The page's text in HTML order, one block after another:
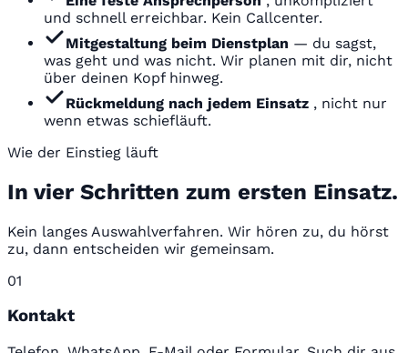
und schnell erreichbar. Kein Callcenter.
Mitgestaltung beim Dienstplan — du sagst,
was geht und was nicht. Wir planen mit dir, nicht
über deinen Kopf hinweg.
Rückmeldung nach jedem Einsatz , nicht nur
wenn etwas schiefläuft.
Wie der Einstieg läuft
In vier Schritten zum ersten Einsatz.
Kein langes Auswahlverfahren. Wir hören zu, du hörst
zu, dann entscheiden wir gemeinsam.
01
Kontakt